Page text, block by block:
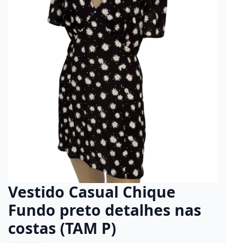
Vestido Casual Chique
Fundo preto detalhes nas
costas (TAM P)